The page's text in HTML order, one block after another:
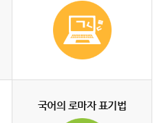
국어의 로마자 표기법